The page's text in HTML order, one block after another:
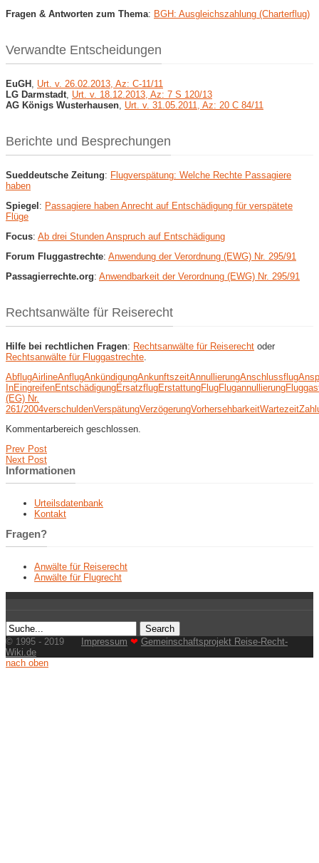
Fragen & Antworten zum Thema: BGH: Ausgleichszahlung (Charterflug)
Verwandte Entscheidungen
EuGH Urt. v. 26.02.2013, Az: C-11/11
LG Darmstadt Urt. v. 18.12.2013, Az: 7 S 120/13
AG Königs Wusterhausen Urt. v. 31.05.2011, Az: 20 C 84/11
Berichte und Besprechungen
Sueddeutsche Zeitung: Flugverspätung: Welche Rechte Passagiere
haben
Spiegel: Passagiere haben Anrecht auf Entschädigung für verspätete
Flüge
Focus: Ab drei Stunden Anspruch auf Entschädigung
Forum Fluggastrechte: Anwendung der Verordnung (EWG) Nr. 295/91
Passagierrechte.org: Anwendbarkeit der Verordnung (EWG) Nr. 295/91
Rechtsanwälte für Reiserecht
Hilfe bei rechtlichen Fragen: Rechtsanwälte für Reiserecht oder
Rechtsanwälte für Fluggastrechte
AbflugAirlineAnflugAnkündigungAnkunftszeitAnnullierungAnschlussflug
InEingreifenEntschädigungErsatzflugErstattungFlugFlugannullierung
(EG) Nr.
261/2004verschuldenVerspätungVerzögerungVorhersehbarkeitWartezeit
Kommentarbereich geschlossen.
Prev Post
Next Post
Informationen
Urteilsdatenbank
Kontakt
Fragen?
Anwälte für Reiserecht
Anwälte für Flugrecht
© 1995 - 2019 Impressum ❤ Gemeinschaftsprojekt Reise-Recht-
Wiki.de
nach oben